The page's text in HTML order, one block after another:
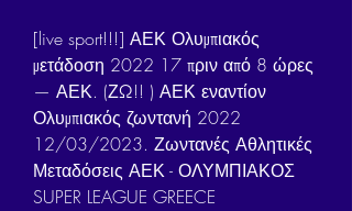
[live sport!!!] ΑΕΚ Ολυμπιακός
μετάδοση 2022 17 πριν από 8 ώρες
— ΑΕΚ. (ΖΩ!! ) ΑΕΚ εναντίον
Ολυμπιακός ζωντανή 2022
12/03/2023. Ζωντανές Αθλητικές
Μεταδόσεις ΑΕΚ - ΟΛΥΜΠΙΑΚΟΣ
SUPER LEAGUE GREECE